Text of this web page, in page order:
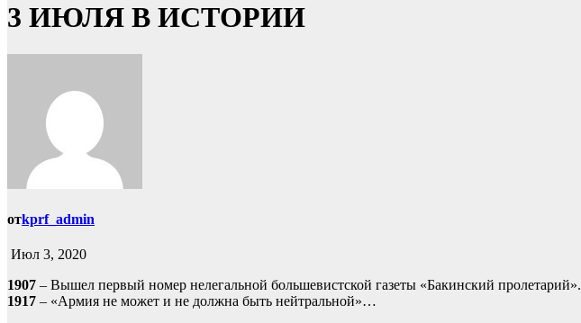
3 ИЮЛЯ В ИСТОРИИ
отkprf_admin
Июл 3, 2020
1907 – Вышел первый номер нелегальной большевистской газеты «Бакинский пролетарий».
1917 – «Армия не может и не должна быть нейтральной»…